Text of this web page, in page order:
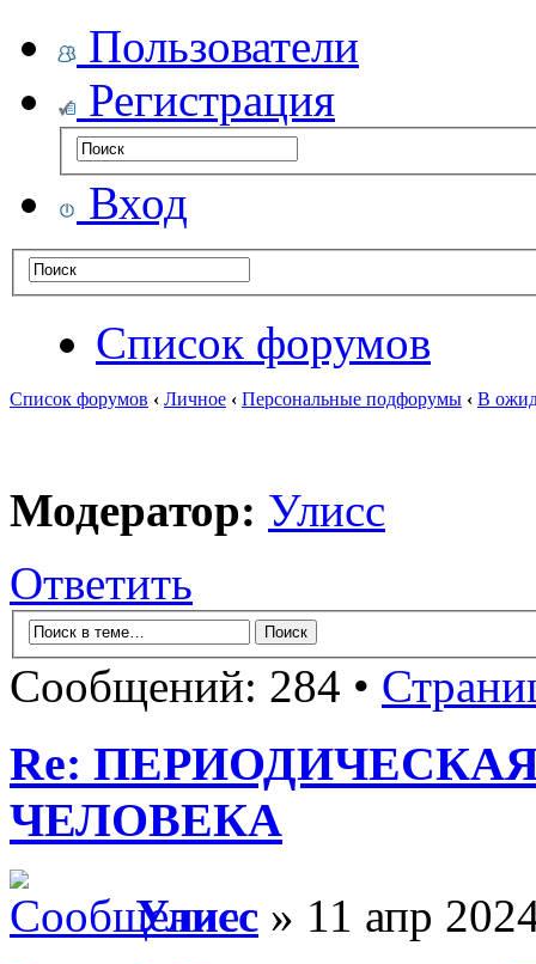
Пользователи
Регистрация
Вход
Список форумов
Список форумов ‹ Личное ‹ Персональные подфорумы ‹ В
Модератор: Улисс
Ответить
Сообщений: 284 •
Re:
ЧЕЛОВЕКА
Улисс » 11 апр